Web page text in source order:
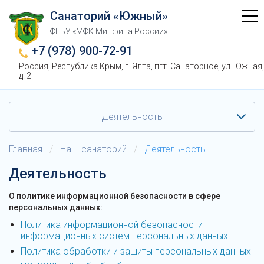
Санаторий «Южный»
ФГБУ «МФК Минфина России»
+7 (978) 900-72-91
Россия, Республика Крым, г. Ялта, пгт. Санаторное, ул. Южная,
д. 2
Деятельность
Главная / Наш санаторий / Деятельность
Деятельность
О политике информационной безопасности в сфере
персональных данных:
Политика информационной безопасности
информационных систем персональных данных
Политика обработки и защиты персональных данных